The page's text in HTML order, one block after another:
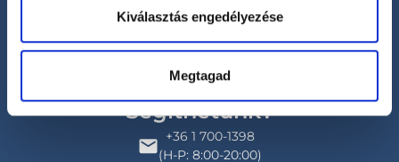
Kiválasztás engedélyezése
Megtagad
Segíthetünk?
+36 1 700-1398
(H-P: 8:00-20:00)